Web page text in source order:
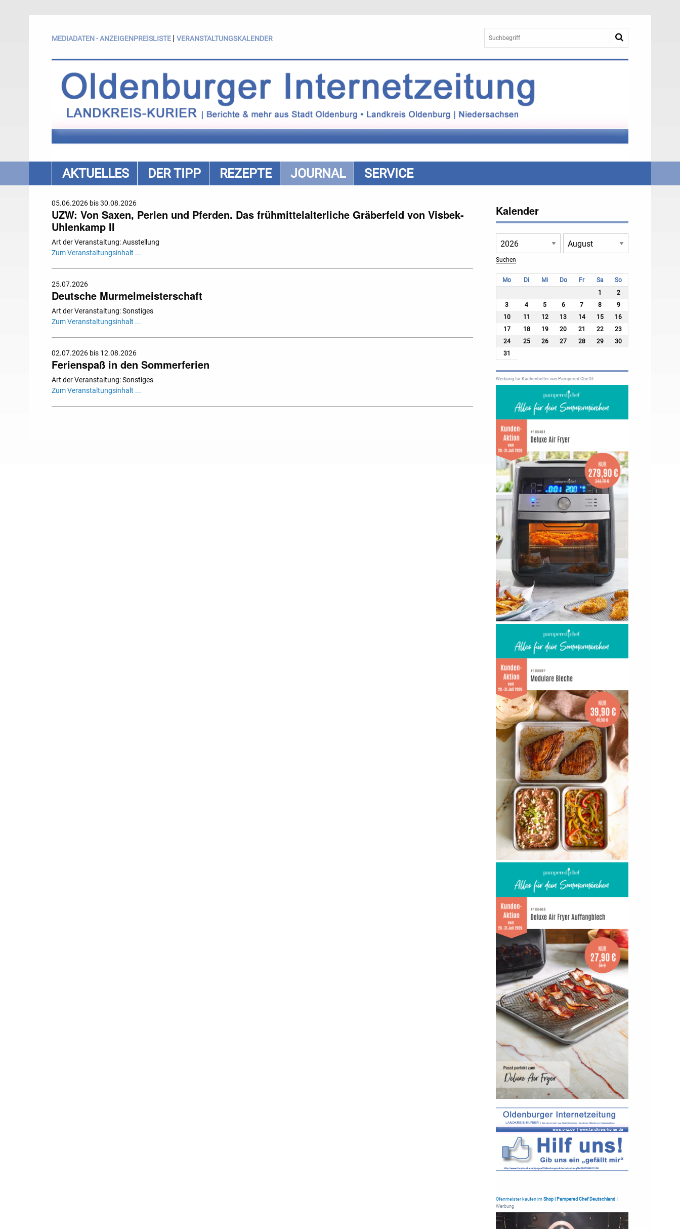
MEDIADATEN - ANZEIGENPREISLISTE | VERANSTALTUNGSKALENDER
AKTUELLES DER TIPP REZEPTE JOURNAL SERVICE
05.06.2026 bis 30.08.2026
UZW: Von Saxen, Perlen und Pferden. Das frühmittelalterliche Gräberfeld von Visbek-
Uhlenkamp II
Art der Veranstaltung: Ausstellung
Zum Veranstaltungsinhalt ...
25.07.2026
Deutsche Murmelmeisterschaft
Art der Veranstaltung: Sonstiges
Zum Veranstaltungsinhalt ...
02.07.2026 bis 12.08.2026
Ferienspaß in den Sommerferien
Art der Veranstaltung: Sonstiges
Zum Veranstaltungsinhalt ...
Kalender
Mo Di Mi Do Fr Sa
So
1
2
3
4 5 6 7 8
9
10
11 12 13 14 15
16
17
18 19 20 21 22
23
24
25 26 27 28 29
30
31
Werbung für Küchenhelfer von Pampered Chef®
Ofenmeister kaufen im Shop | Pampered Chef Deutschland
Werbung